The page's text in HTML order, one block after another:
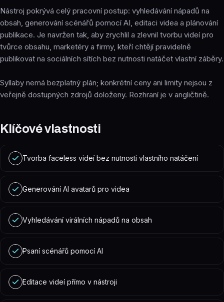
Nástroj pokrývá celý pracovní postup: vyhledávání nápadů na
obsah, generování scénářů pomocí AI, editaci videa a plánování
publikace. Je navržen tak, aby zrychlil a zlevnil tvorbu videí pro
tvůrce obsahu, marketéry a firmy, kteří chtějí pravidelně
publikovat na sociálních sítích bez nutnosti natáčet vlastní záběry.
Syllaby nemá bezplatný plán; konkrétní ceny ani limity nejsou z
veřejně dostupných zdrojů doloženy. Rozhraní je v angličtině.
Klíčové vlastnosti
Tvorba faceless videí bez nutnosti vlastního natáčení
Generování AI avatarů pro videa
Vyhledávání virálních nápadů na obsah
Psaní scénářů pomocí AI
Editace videí přímo v nástroji